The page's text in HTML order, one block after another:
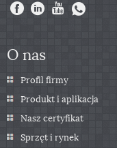
O nas
Profil firmy
Produkt i aplikacja
Nasz certyfikat
Sprzęt i rynek